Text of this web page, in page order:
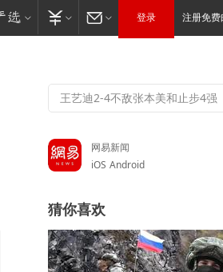
登录 注册免费
网易新闻
iOS Android
猜你喜欢